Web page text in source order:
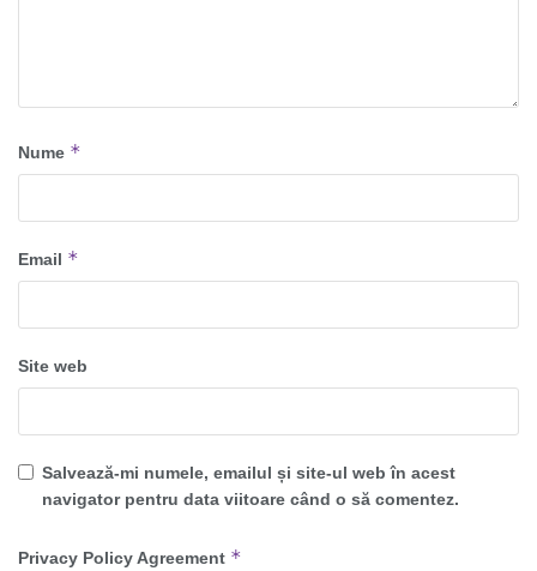
Nume *
Email *
Site web
Salvează-mi numele, emailul și site-ul web în acest
navigator pentru data viitoare când o să comentez.
Privacy Policy Agreement *